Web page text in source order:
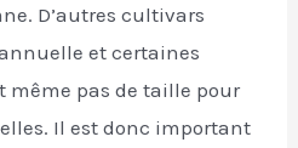
D’autres cultivars
et certaines
même pas de taille pour
Il est donc important